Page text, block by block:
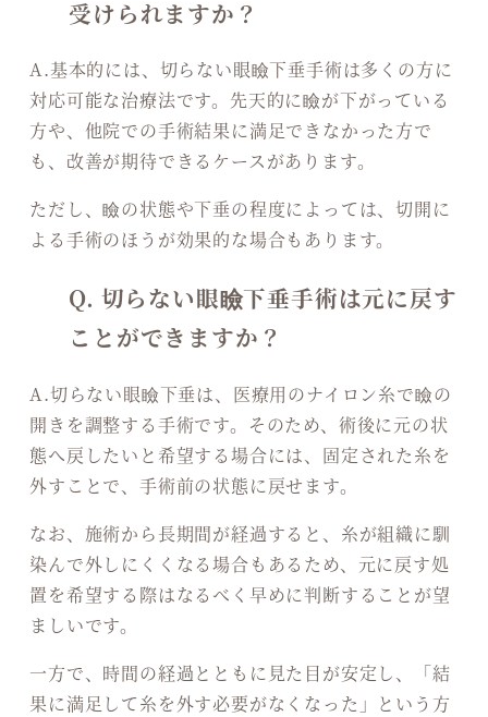
受けられますか？
A.基本的には、切らない眼瞼下垂手術は多くの方に
対応可能な治療法です。先天的に瞼が下がっている
方や、他院での手術結果に満足できなかった方で
も、改善が期待できるケースがあります。
ただし、瞼の状態や下垂の程度によっては、切開に
よる手術のほうが効果的な場合もあります。
Q. 切らない眼瞼下垂手術は元に戻す
ことができますか？
A.切らない眼瞼下垂は、医療用のナイロン糸で瞼の
開きを調整する手術です。そのため、術後に元の状
態へ戻したいと希望する場合には、固定された糸を
外すことで、手術前の状態に戻せます。
なお、施術から長期間が経過すると、糸が組織に馴
染んで外しにくくなる場合もあるため、元に戻す処
置を希望する際はなるべく早めに判断することが望
ましいです。
一方で、時間の経過とともに見た目が安定し、「結
果に満足して糸を外す必要がなくなった」という方